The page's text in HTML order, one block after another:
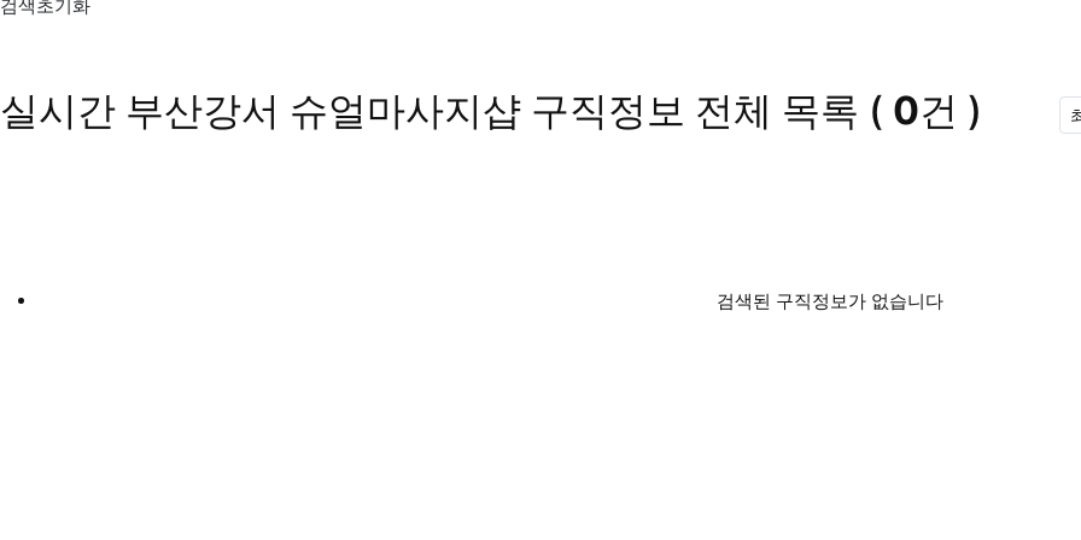
검색초기화
실시간 부산강서 슈얼마사지샵 구직정보 전체 목록 ( 0건 )
검색된 구직정보가 없습니다